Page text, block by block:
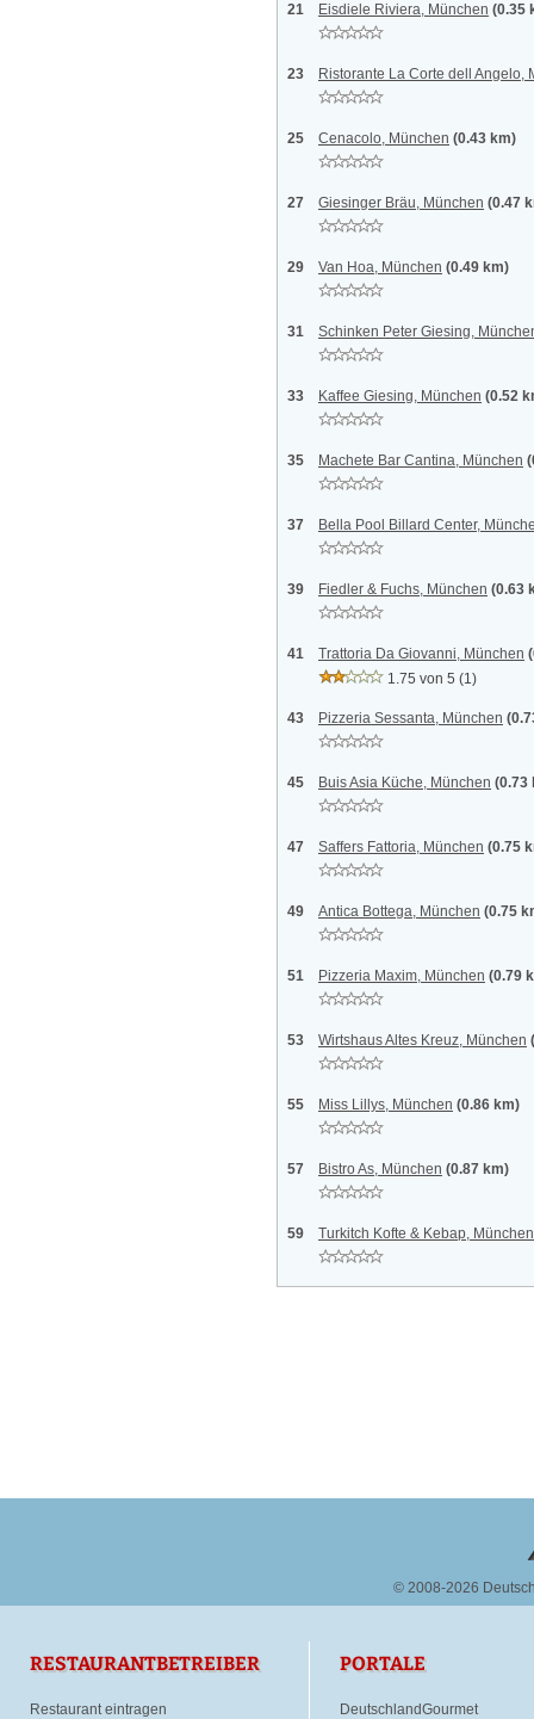
21 Eisdiele Riviera, München (0.35
23 Ristorante La Corte dell Angelo,
25 Cenacolo, München (0.43 km)
27 Giesinger Bräu, München (0.47
29 Van Hoa, München (0.49 km)
31 Schinken Peter Giesing,
33 Kaffee Giesing, München (0.52
35 Machete Bar Cantina, München
37 Bella Pool Billard Center,
39 Fiedler & Fuchs, München (0.63
41 Trattoria Da Giovanni, München
1.75 von 5 (1)
43 Pizzeria Sessanta, München
45 Buis Asia Küche, München (0.73
47 Saffers Fattoria, München (0.75
49 Antica Bottega, München (0.75
51 Pizzeria Maxim, München (0.79
53 Wirtshaus Altes Kreuz, München
55 Miss Lillys, München (0.86 km)
57 Bistro As, München (0.87 km)
59 Turkitch Kofte & Kebap, München
© 2008-2026
RESTAURANTBETREIBER
Restaurant eintragen
PORTALE
DeutschlandGourmet